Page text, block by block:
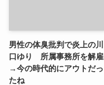
男性の体臭批判で炎上の川
口ゆり 所属事務所を解雇
→今の時代的にアウトだっ
たね